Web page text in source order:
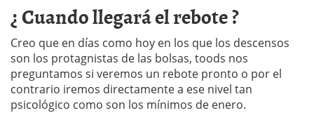
¿ Cuando llegará el rebote ?
Creo que en días como hoy en los que los descensos
son los protagnistas de las bolsas, toods nos
preguntamos si veremos un rebote pronto o por el
contrario iremos directamente a ese nivel tan
psicológico como son los mínimos de enero.